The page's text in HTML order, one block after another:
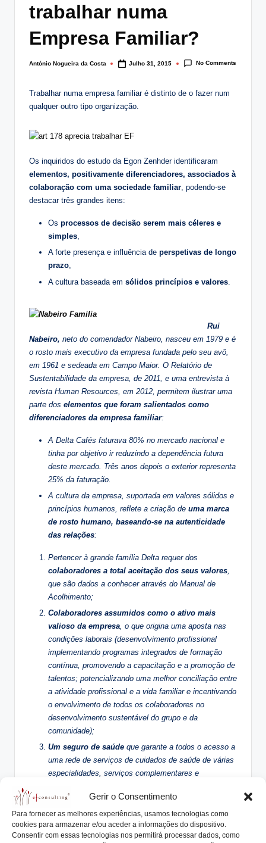
Gerir o Consentimento
Para fornecer as melhores experiências, usamos tecnologias como
cookies para armazenar e/ou aceder a informações do dispositivo.
Consentir com essas tecnologias nos permitirá processar dados, como
trabalhar numa
Empresa Familiar?
Posted
António Nogueira da Costa Julho 31, 2015 No Comments
Trabalhar numa empresa familiar é distinto de o fazer num
qualquer outro tipo organização.
Os inquiridos do estudo da Egon Zenhder identificaram
elementos, positivamente diferenciadores, associados à
colaboração com uma sociedade familiar, podendo-se
destacar três grandes itens:
Os processos de decisão serem mais céleres e
simples,
A forte presença e influência de perspetivas de longo
prazo,
A cultura baseada em sólidos princípios e valores
Rui
Nabeiro, neto do comendador Nabeiro, nasceu em 1979 e é
o rosto mais executivo da empresa fundada pelo seu avô,
em 1961 e sedeada em Campo Maior. O Relatório de
Sustentabilidade da empresa, de 2011, e uma entrevista à
revista Human Resources, em 2012, permitem ilustrar uma
parte dos elementos que foram salientados como
diferenciadores da empresa familiar:
A Delta Cafés faturava 80% no mercado nacional e
tinha por objetivo ir reduzindo a dependência futura
deste mercado. Três anos depois o exterior representa
25% da faturação.
A cultura da empresa, suportada em valores sólidos e
princípios humanos, reflete a criação de uma marca
de rosto humano, baseando-se na autenticidade
das relações:
Pertencer à grande família Delta requer dos
colaboradores a total aceitação dos seus valores
que são dados a conhecer através do Manual de
Acolhimento;
Colaboradores assumidos como o ativo mais
valioso da empresa , o que origina uma aposta nas
condições laborais (desenvolvimento profissional
implementando programas integrados de formação
contínua, promovendo a capacitação e a promoção de
talentos; potencializando uma melhor conciliação entre
a atividade profissional e a vida familiar e incentivando
o envolvimento de todos os colaboradores no
desenvolvimento sustentável do grupo e da
comunidade);
Um seguro de saúde que garante a todos o acesso a
uma rede de serviços de cuidados de saúde de várias
especialidades, serviços complementares e
Nas unidades industriais existe umserviço de
transporte e refeitório gratuitopara todos;
Não é partidária de benefícos imediatosque